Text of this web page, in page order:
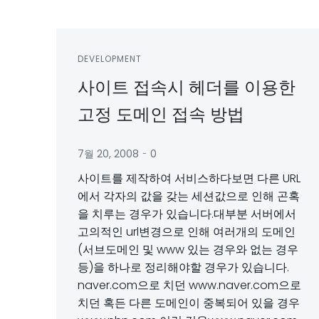
DEVELOPMENT
사이트 접속시 헤더를 이용한
고정 도메인 접속 방법
7월 20, 2008 - 0
사이트를 제작하여 서비스하다보면 다른 URL
에서 각자의 값을 갖는 세션값으로 인해 곤혹
을 치루는 경우가 있습니다.대부분 서버에서
고의적인 url변경으로 인해 여러개의 도메인
(서브도메인 및 www 있는 경우와 없는 경우
등)을 하나로 정리해야할 경우가 있습니다.
naver.com으로 치던 www.naver.com으로
치던 혹든 다른 도메인이 중복되어 있을 경우